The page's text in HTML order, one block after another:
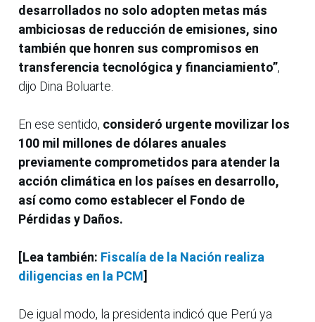
desarrollados no solo adopten metas más
ambiciosas de reducción de emisiones, sino
también que honren sus compromisos en
transferencia tecnológica y financiamiento”,
dijo Dina Boluarte.
En ese sentido, consideró urgente movilizar los
100 mil millones de dólares anuales
previamente comprometidos para atender la
acción climática en los países en desarrollo,
así como como establecer el Fondo de
Pérdidas y Daños.
[Lea también: Fiscalía de la Nación realiza
diligencias en la PCM]
De igual modo, la presidenta indicó que Perú ya